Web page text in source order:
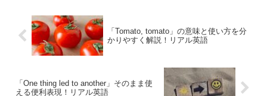
「Tomato, tomato」の意味と使い方を分
かりやすく解説！リアル英語
「One thing led to another」そのまま使
える便利表現！リアル英語